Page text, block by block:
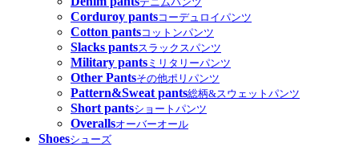
Corduroy pantsコーデュロイパンツ
Cotton pantsコットンパンツ
Slacks pantsスラックスパンツ
Military pants ミリタリーパンツ
Other Pantsその他ポリパンツ
Pattern&Sweat pants総柄&スウェットパンツ
Short pantsショートパンツ
Overallsオーバーオール
Shoesシューズ